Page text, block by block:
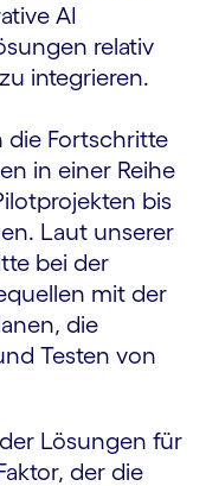
AI
relativ
integrieren.
die Fortschritte
in einer Reihe
bis
Laut unserer
bei der
mit der
die
Testen von
Lösungen für
der die